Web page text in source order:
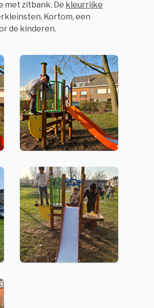
met zitbank. De kleurrijke
Kortom, een
de kinderen.